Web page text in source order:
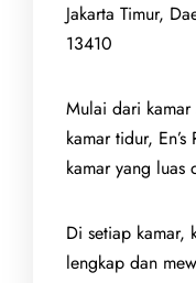
Jakarta Timur,
13410
Mulai dari
kamar tidur,
kamar yang luas
Di setiap kamar,
lengkap dan